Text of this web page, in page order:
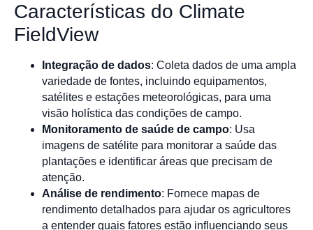
Características do Climate
FieldView
Integração de dados: Coleta dados de uma ampla
variedade de fontes, incluindo equipamentos,
satélites e estações meteorológicas, para uma
visão holística das condições de campo.
Monitoramento de saúde de campo: Usa
imagens de satélite para monitorar a saúde das
plantações e identificar áreas que precisam de
atenção.
Análise de rendimento: Fornece mapas de
rendimento detalhados para ajudar os agricultores
a entender quais fatores estão influenciando seus